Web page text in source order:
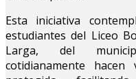
Esta iniciativa
estudiantes del Liceo
Larga, del
cotidianamente